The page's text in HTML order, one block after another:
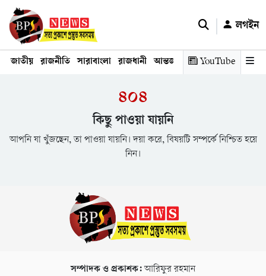
লগইন
জাতীয় রাজনীতি সারাবাংলা রাজধানী আন্তর্জাতিক অর্থনীতি তথ্য
YouTube
৪০৪
কিছু পাওয়া যায়নি
আপনি যা খুঁজছেন, তা পাওয়া যায়নি। দয়া করে, বিষয়টি সম্পর্কে নিশ্চিত হয়ে
নিন।
সম্পাদক ও প্রকাশক:আরিফুর রহমান